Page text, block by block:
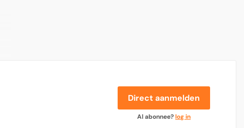
Direct aanmelden
Al abonnee?log in